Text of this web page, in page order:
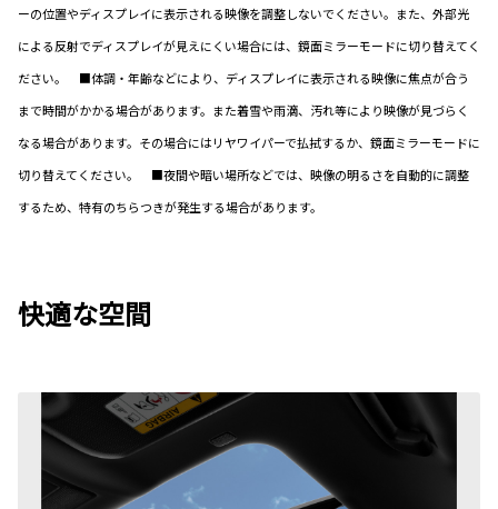
ーの位置やディスプレイに表示される映像を調整しないでください。また、外部光
による反射でディスプレイが見えにくい場合には、鏡面ミラーモードに切り替えてく
ださい。 ■体調・年齢などにより、ディスプレイに表示される映像に焦点が合う
まで時間がかかる場合があります。また着雪や雨滴、汚れ等により映像が見づらく
なる場合があります。その場合にはリヤワイパーで払拭するか、鏡面ミラーモードに
切り替えてください。 ■夜間や暗い場所などでは、映像の明るさを自動的に調整
するため、特有のちらつきが発生する場合があります。
快適な空間